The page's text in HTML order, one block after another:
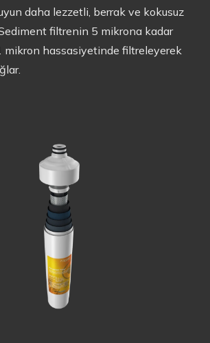
daha lezzetli, berrak ve kokusuz
Sediment filtrenin 5 mikrona kadar
mikron hassasiyetinde filtreleyerek